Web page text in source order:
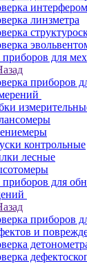
линзметра
для
приборов
контрольные
лесные
для
приборов
и